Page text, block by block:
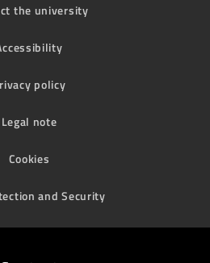
the university
policy
Legal note
Cookies
and Security